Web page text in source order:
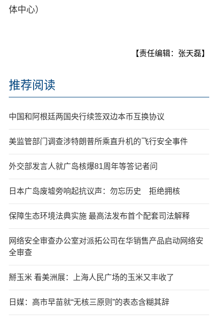
体中心）
【责任编辑：张天磊】
推荐阅读
中国和阿根廷两国央行续签双边本币互换协议
美监管部门调查涉特朗普所乘直升机的飞行安全事件
外交部发言人就广岛核爆81周年等答记者问
日本广岛废墟旁响起抗议声：勿忘历史 拒绝拥核
保障生态环境法典实施 最高法发布首个配套司法解释
网络安全审查办公室对派拓公司在华销售产品启动网络安
全审查
掰玉米 看美洲展：上海人民广场的玉米又丰收了
日媒：高市早苗就“无核三原则”的表态含糊其辞